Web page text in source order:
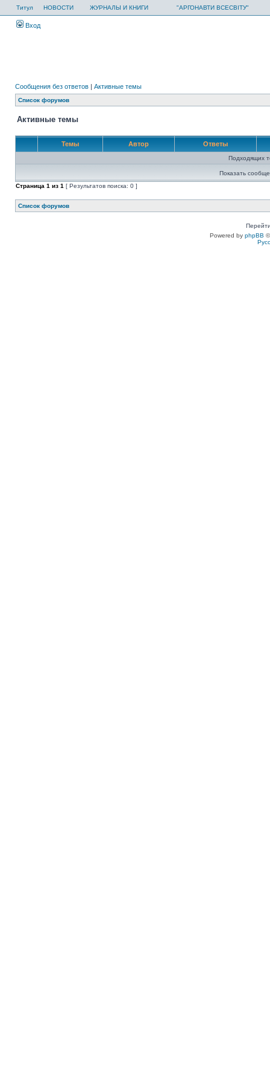
Титул НОВОСТИ ЖУРНАЛЫ И КНИГИ "АРГОНАВТИ ВСЕСВІТУ"
Вход
Сообщения без ответов | Активные темы
Список форумов
Активные темы
Темы Автор Ответы
Подходящих
Показать
Страница 1 из 1 [ Результатов поиска: 0 ]
Список форумов
Powered by phpBB